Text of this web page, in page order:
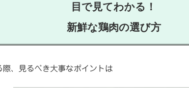
目で見てわかる！
新鮮な鶏肉の選び方
際、見るべき大事なポイントは